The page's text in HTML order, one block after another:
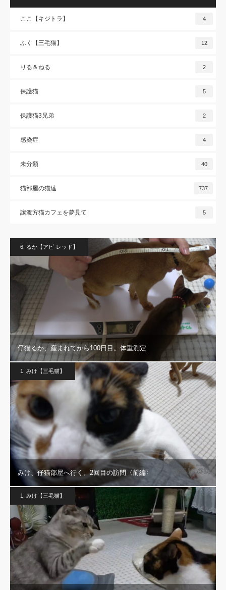
ここ【キジトラ】 4
ふく【三毛猫】 12
りる＆ねる 2
保護猫 5
保護猫3兄弟 2
感染症 4
未分類 40
猫部屋の猫達 737
譲渡方猫カフェを夢見て 5
6. るか【アビ-レッド】
仔猫るか、産まれてから100日目。体重測定
1. みけ【三毛猫】
みけ、仔猫部屋へ行く。2回目の訪問〈前編〉
1. みけ【三毛猫】